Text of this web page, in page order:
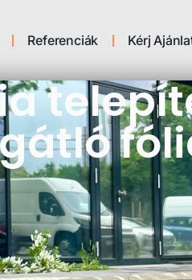
Referenciák Kérj